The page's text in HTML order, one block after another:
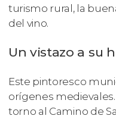
turismo rural, la
del vino.
Un vistazo a su
Este pintoresco
orígenes
torno al Camino de